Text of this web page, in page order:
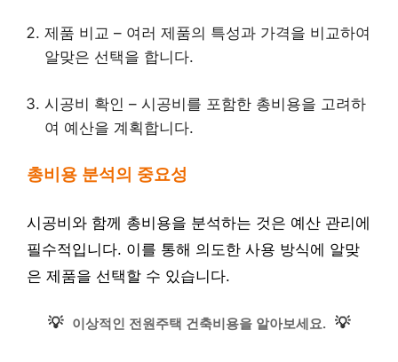
제품 비교 – 여러 제품의 특성과 가격을 비교하여
알맞은 선택을 합니다.
시공비 확인 – 시공비를 포함한 총비용을 고려하
여 예산을 계획합니다.
총비용 분석의 중요성
시공비와 함께 총비용을 분석하는 것은 예산 관리에
필수적입니다. 이를 통해 의도한 사용 방식에 알맞
은 제품을 선택할 수 있습니다.
💡 이상적인 전원주택 건축비용을 알아보세요. 💡